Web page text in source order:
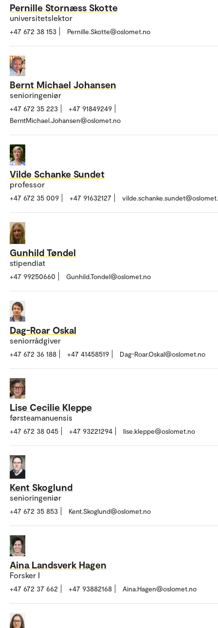
Pernille Stornæss Skotte
universitetslektor
+47 672 38 153 Pernille.Skotte@oslomet.no
Bernt Michael Johansen
senioringeniør
+47 672 35 223
+47 91849249
BerntMichael.Johansen@oslomet.no
Vilde Schanke Sundet
professor
+47 672 35 009 +47 91632127
Gunhild Tøndel
stipendiat
+47 99250660 Gunhild.Tondel@oslomet.no
Dag-Roar Oskal
seniorrådgiver
+47 672 36 188 +47 41458519 Dag-Roar.Oskal@oslomet.no
Lise Cecilie Kleppe
førsteamanuensis
+47 672 38 045 +47 93221294 lise.kleppe@oslomet.no
Kent Skoglund
senioringeniør
+47 672 35 853 Kent.Skoglund@oslomet.no
Aina Landsverk Hagen
Forsker I
+47 672 37 662 +47 93882168 Aina.Hagen@oslomet.no